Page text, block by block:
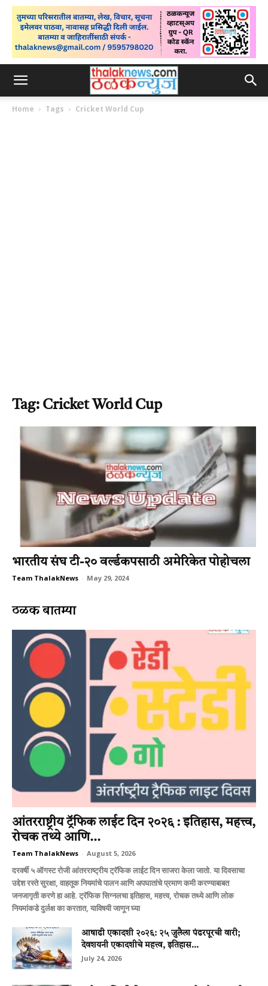
Home Tags Cricket World Cup
Tag: Cricket World Cup
भारतीय संघ टी-२० वर्ल्डकपसाठी अमेरिकेत पोहोचला
Team ThalakNews - May 29, 2024
ठळक बातम्या
आंतरराष्ट्रीय ट्रॅफिक लाईट दिन २०२६ : इतिहास, महत्त्व,
रोचक तथ्ये आणि...
Team ThalakNews - August 5, 2026
दरवर्षी ५ ऑगस्ट रोजी आंतरराष्ट्रीय ट्रॅफिक लाईट दिन साजरा केला जातो. या दिवसाचा
उद्देश रस्ते सुरक्षा, वाहतूक नियमांचे पालन आणि अपघातांचे प्रमाण कमी करण्याबाबत
जनजागृती करणे हा आहे. ट्रॅफिक सिग्नलचा इतिहास, महत्त्व, रोचक तथ्ये आणि लोक
नियमांकडे दुर्लक्ष का करतात, याविषयी जाणून घ्या
आषाढी एकादशी २०२६: २५ जुलैला पंढरपूरची वारी;
देवशयनी एकादशीचे महत्त्व, इतिहास...
July 24, 2026